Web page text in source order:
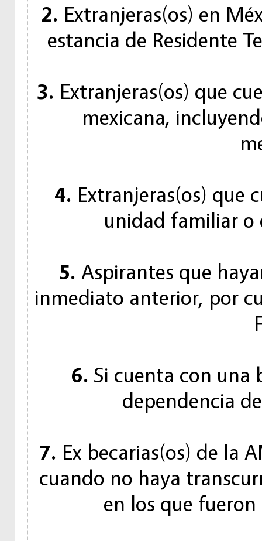
2. Extranjeras(os) en
estancia de Residente
3. Extranjeras(os) que
mexicana,
4. Extranjeras(os) que
unidad familiar o
5. Aspirantes que
inmediato anterior, por
6. Si cuenta con una
dependencia
7. Ex becarias(os) de la
cuando no haya
en los que